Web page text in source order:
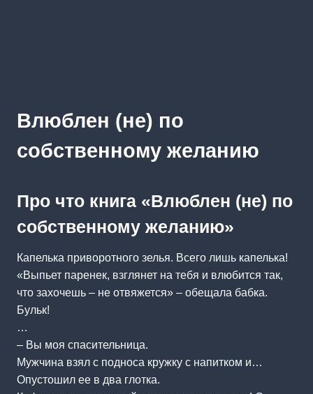
Влюблен (не) по
собственному желанию
Про что книга «Влюблен (не) по
собственному желанию»
Капелька приворотного зелья. Всего лишь капелька!
«Выпьет паренек, взглянет на тебя и влюбится так,
что захочешь – не отвяжется» – обещала бабка.
Бульк!
…
– Вы моя спасительница.
Мужчина взял с подноса кружку с напитком и…
Опустошил ее в два глотка.